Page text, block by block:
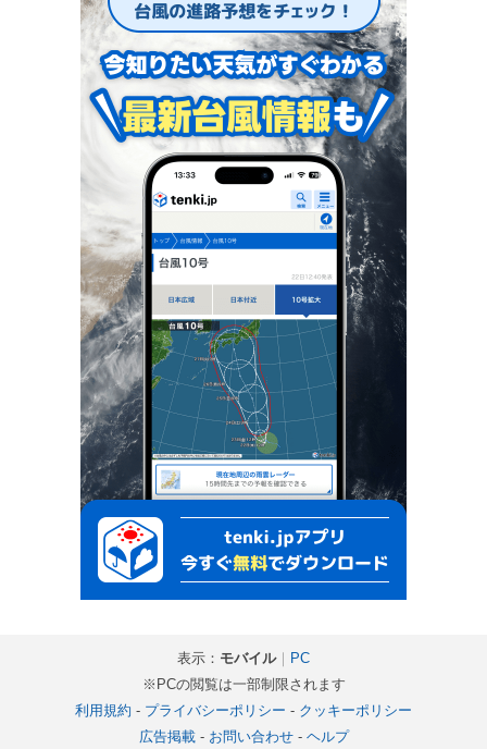
表示： モバイル｜ PC
※PCの閲覧は一部制限されます
利用規約 - プライバシーポリシー - クッキーポリシー
広告掲載- お問い合わせ- ヘルプ